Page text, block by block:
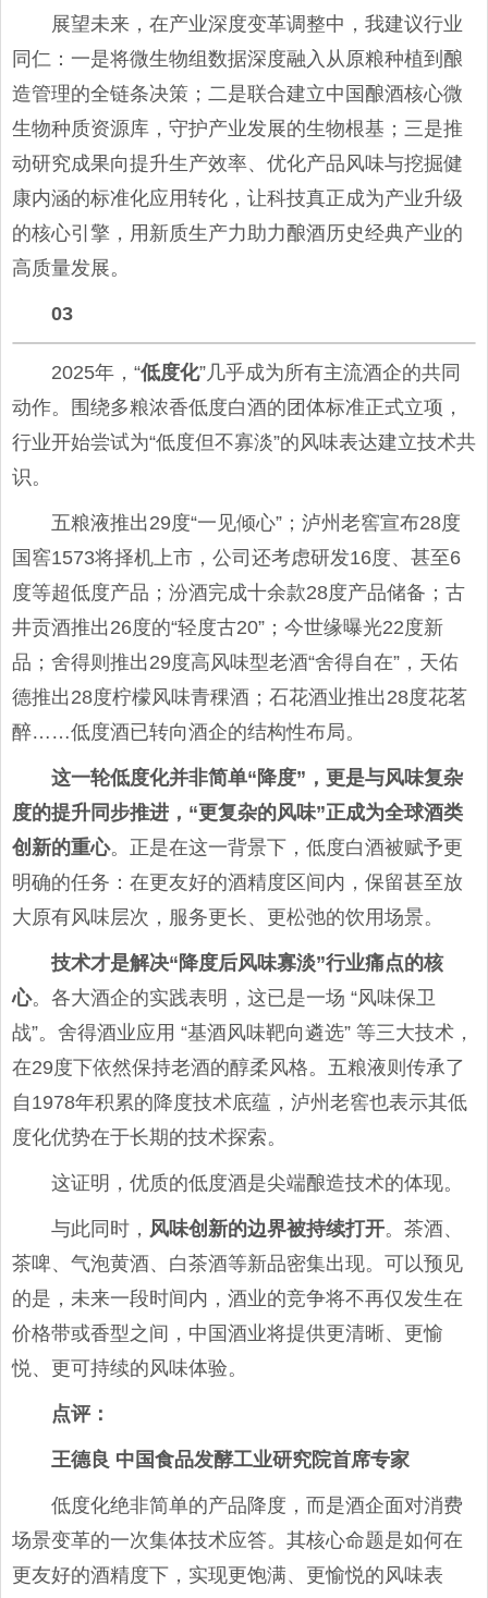
展望未来，在产业深度变革调整中，我建议行业
同仁：一是将微生物组数据深度融入从原粮种植到酿
造管理的全链条决策；二是联合建立中国酿酒核心微
生物种质资源库，守护产业发展的生物根基；三是推
动研究成果向提升生产效率、优化产品风味与挖掘健
康内涵的标准化应用转化，让科技真正成为产业升级
的核心引擎，用新质生产力助力酿酒历史经典产业的
高质量发展。
03
2025年，“低度化”几乎成为所有主流酒企的共同
动作。围绕多粮浓香低度白酒的团体标准正式立项，
行业开始尝试为“低度但不寡淡”的风味表达建立技术共
识。
五粮液推出29度“一见倾心”；泸州老窖宣布28度
国窖1573将择机上市，公司还考虑研发16度、甚至6
度等超低度产品；汾酒完成十余款28度产品储备；古
井贡酒推出26度的“轻度古20”；今世缘曝光22度新
品；舍得则推出29度高风味型老酒“舍得自在”，天佑
德推出28度柠檬风味青稞酒；石花酒业推出28度花茗
醉……低度酒已转向酒企的结构性布局。
这一轮低度化并非简单“降度”，更是与风味复杂
度的提升同步推进，“更复杂的风味”正成为全球酒类
创新的重心。正是在这一背景下，低度白酒被赋予更
明确的任务：在更友好的酒精度区间内，保留甚至放
大原有风味层次，服务更长、更松弛的饮用场景。
技术才是解决“降度后风味寡淡”行业痛点的核
心。各大酒企的实践表明，这已是一场 “风味保卫
战”。舍得酒业应用 “基酒风味靶向遴选” 等三大技术，
在29度下依然保持老酒的醇柔风格。五粮液则传承了
自1978年积累的降度技术底蕴，泸州老窖也表示其低
度化优势在于长期的技术探索。
这证明，优质的低度酒是尖端酿造技术的体现。
与此同时， 风味创新的边界被持续打开。茶酒、
茶啤、气泡黄酒、白茶酒等新品密集出现。可以预见
的是，未来一段时间内，酒业的竞争将不再仅发生在
价格带或香型之间，中国酒业将提供更清晰、更愉
悦、更可持续的风味体验。
点评：
王德良 中国食品发酵工业研究院首席专家
低度化绝非简单的产品降度，而是酒企面对消费
场景变革的一次集体技术应答。其核心命题是如何在
更友好的酒精度下，实现更饱满、更愉悦的风味表